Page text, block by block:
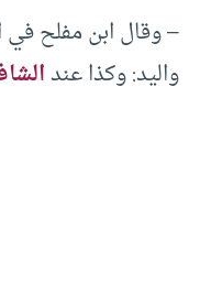
– وقال ابن مفلح في
واليد: وكذا عند